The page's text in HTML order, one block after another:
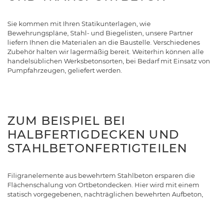
Sie kommen mit Ihren Statikunterlagen, wie
Bewehrungspläne, Stahl- und Biegelisten, unsere Partner
liefern Ihnen die Materialen an die Baustelle. Verschiedenes
Zubehör halten wir lagermäßig bereit. Weiterhin können alle
handelsüblichen Werksbetonsorten, bei Bedarf mit Einsatz von
Pumpfahrzeugen, geliefert werden.
ZUM BEISPIEL BEI
HALBFERTIGDECKEN UND
STAHLBETONFERTIGTEILEN
Filigranelemente aus bewehrtem Stahlbeton ersparen die
Flächenschalung von Ortbetondecken. Hier wird mit einem
statisch vorgegebenen, nachträglichen bewehrten Aufbeton,